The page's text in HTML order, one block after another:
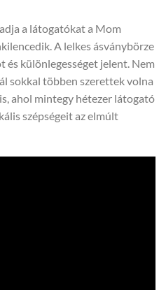
a látogatókat a Mom
A lelkes ásványbörze
és különlegességet jelent. Nem
sokkal többen szerettek volna
ahol mintegy hétezer látogató
szépségeit az elmúlt